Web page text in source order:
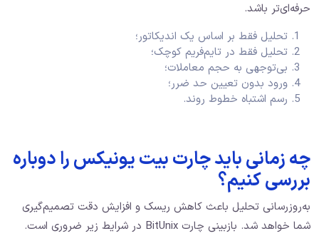
حرفه‌ای‌تر باشد.
تحلیل فقط بر اساس یک اندیکاتور؛
تحلیل فقط در تایم‌فریم کوچک؛
بی‌توجهی به حجم معاملات؛
ورود بدون تعیین حد ضرر؛
رسم اشتباه خطوط روند.
چه زمانی باید چارت بیت یونیکس را دوباره
بررسی کنیم؟
به‌روزرسانی تحلیل باعث کاهش ریسک و افزایش دقت تصمیم‌گیری
شما خواهد شد. بازبینی چارت BitUnix در شرایط زیر ضروری است.